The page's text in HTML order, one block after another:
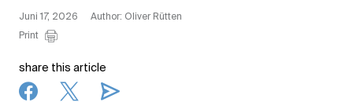
Juni 17, 2026
Author: Oliver Rütten
Print
share this article